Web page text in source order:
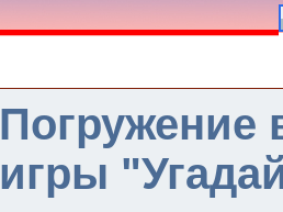
Погружение
игры